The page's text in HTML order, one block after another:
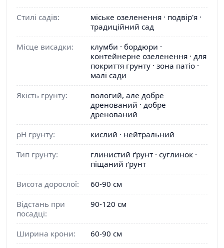
Стилі садів:
міське озеленення · подвір'я ·
традиційний сад
Місце висадки:
клумби · бордюри ·
контейнерне озеленення · для
покриття грунту · зона патіо ·
малі сади
Якість грунту:
вологий, але добре
дренований · добре
дренований
pH грунту:
кислий · нейтральний
Тип грунту:
глинистий ґрунт · суглинок ·
піщаний ґрунт
Висота дорослої:
60-90 см
Відстань при
посадці:
90-120 см
Ширина крони:
60-90 см